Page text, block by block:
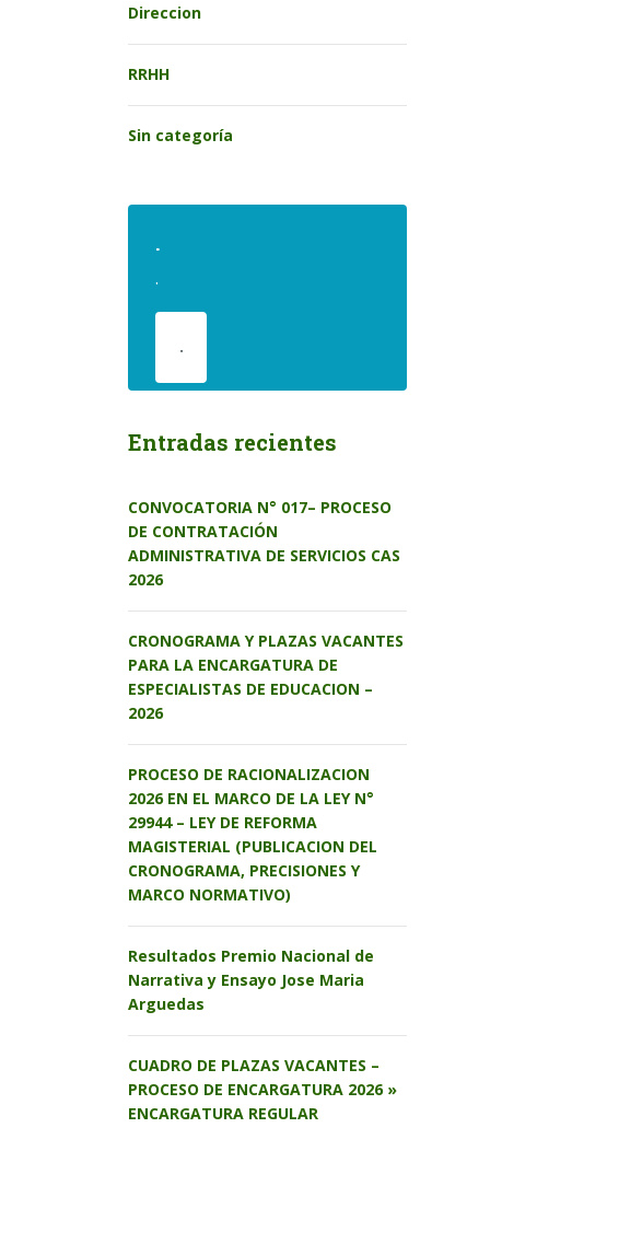
Direccion
RRHH
Sin categoría
.
.
.
Entradas recientes
CONVOCATORIA N° 017– PROCESO
DE CONTRATACIÓN
ADMINISTRATIVA DE SERVICIOS CAS
2026
CRONOGRAMA Y PLAZAS VACANTES
PARA LA ENCARGATURA DE
ESPECIALISTAS DE EDUCACION –
2026
PROCESO DE RACIONALIZACION
2026 EN EL MARCO DE LA LEY N°
29944 – LEY DE REFORMA
MAGISTERIAL (PUBLICACION DEL
CRONOGRAMA, PRECISIONES Y
MARCO NORMATIVO)
Resultados Premio Nacional de
Narrativa y Ensayo Jose Maria
Arguedas
CUADRO DE PLAZAS VACANTES –
PROCESO DE ENCARGATURA 2026 »
ENCARGATURA REGULAR